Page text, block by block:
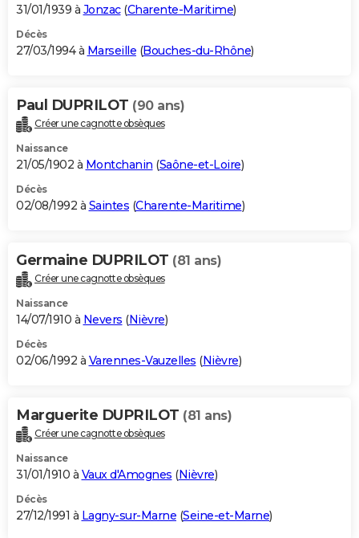
31/01/1939 à Jonzac(Charente-Maritime)
Décès
27/03/1994 à Marseille (Bouches-du-Rhône)
Paul DUPRILOT (90 ans)
Créer une cagnotte obsèques
Naissance
21/05/1902 à Montchanin (Saône-et-Loire)
Décès
02/08/1992 à Saintes (Charente-Maritime)
Germaine DUPRILOT (81 ans)
Créer une cagnotte obsèques
Naissance
14/07/1910 à Nevers (Nièvre)
Décès
02/06/1992 à Varennes-Vauzelles (Nièvre)
Marguerite DUPRILOT (81 ans)
Créer une cagnotte obsèques
Naissance
31/01/1910 à Vaux d'Amognes (Nièvre)
Décès
27/12/1991 à Lagny-sur-Marne (Seine-et-Marne)